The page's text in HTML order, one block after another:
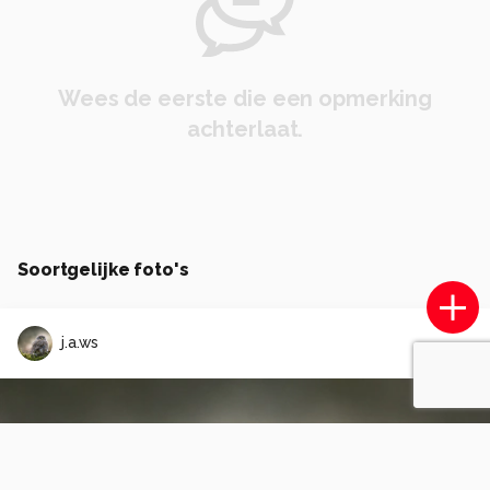
Wees de eerste die een opmerking
achterlaat.
Soortgelijke foto's
j.a.ws